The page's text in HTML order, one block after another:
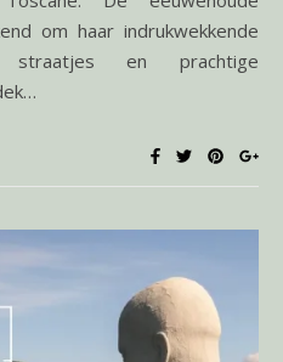
om haar indrukwekkende
straatjes en prachtige